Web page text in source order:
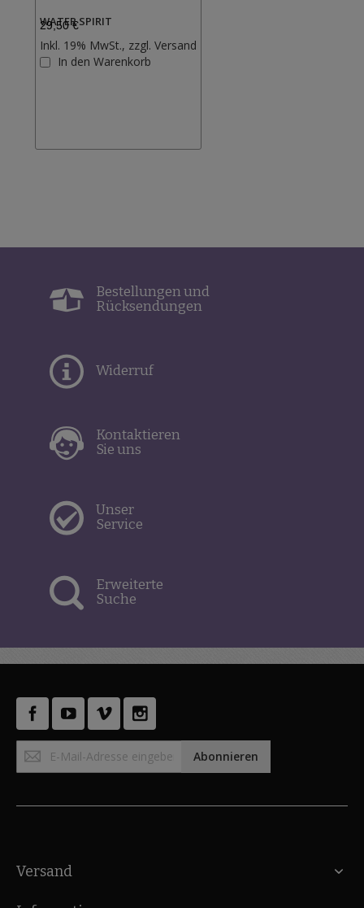
WATER SPIRIT
29,50 €
Inkl. 19% MwSt., zzgl. Versand
In den Warenkorb
Bestellungen und
Rücksendungen
Widerruf
Kontaktieren
Sie uns
Unser
Service
Erweiterte
Suche
Anmeldung
zum
Abonnieren
Versand